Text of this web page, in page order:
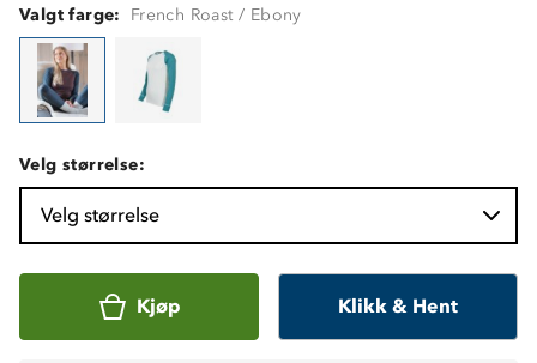
Valgt farge: French Roast / Ebony
Velg størrelse:
Velg størrelse
Kjøp Klikk & Hent